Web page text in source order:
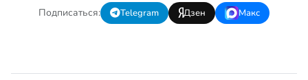
Подписаться: Telegram Дзен Макс